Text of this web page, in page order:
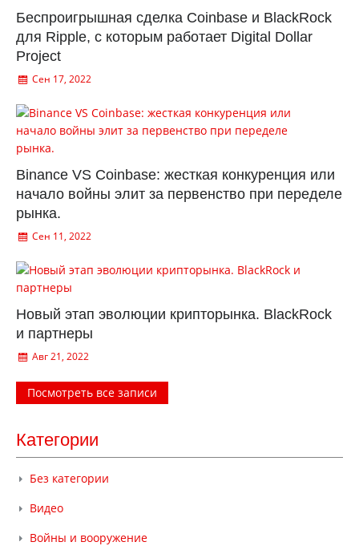
Беспроигрышная сделка Coinbase и BlackRock
для Ripple, с которым работает Digital Dollar
Project
Сен 17, 2022
Binance VS Coinbase: жесткая конкуренция или
начало войны элит за первенство при переделе
рынка.
Сен 11, 2022
Новый этап эволюции крипторынка. BlackRock
и партнеры
Авг 21, 2022
Посмотреть все записи
Категории
Без категории
Видео
Войны и вооружение